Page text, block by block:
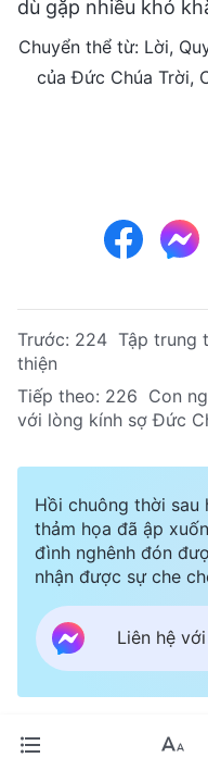
dù gặp nhiều khó
Chuyển thể từ: Lời,
của Đức Chúa Trời,
Trước: 224 Tập trung
thiện
Tiếp theo: 226 Con
với lòng kính sợ Đức
Hồi chuông thời sau
thảm họa đã ập
đình nghênh đón
nhận được sự che
Liên hệ